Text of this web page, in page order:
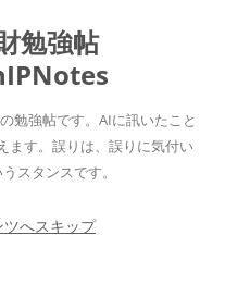
勉強帖
勉強帖です。AIに訊いたこと
ます。誤りは、誤りに気付い
スタンスです。
ツへスキップ